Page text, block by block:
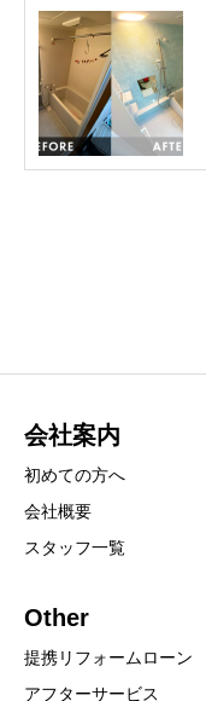
会社案内
初めての方へ
会社概要
スタッフ一覧
Other
提携リフォームローン
アフターサービス